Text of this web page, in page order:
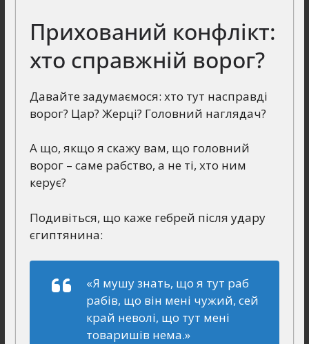
Прихований конфлікт:
хто справжній ворог?
Давайте задумаємося: хто тут насправді
ворог? Цар? Жерці? Головний наглядач?
А що, якщо я скажу вам, що головний
ворог – саме рабство, а не ті, хто ним
керує?
Подивіться, що каже гебрей після удару
єгиптянина:
«Я мушу знать, що я тут раб
рабів, що він мені чужий, сей
край неволі, що тут мені
товаришів нема.»